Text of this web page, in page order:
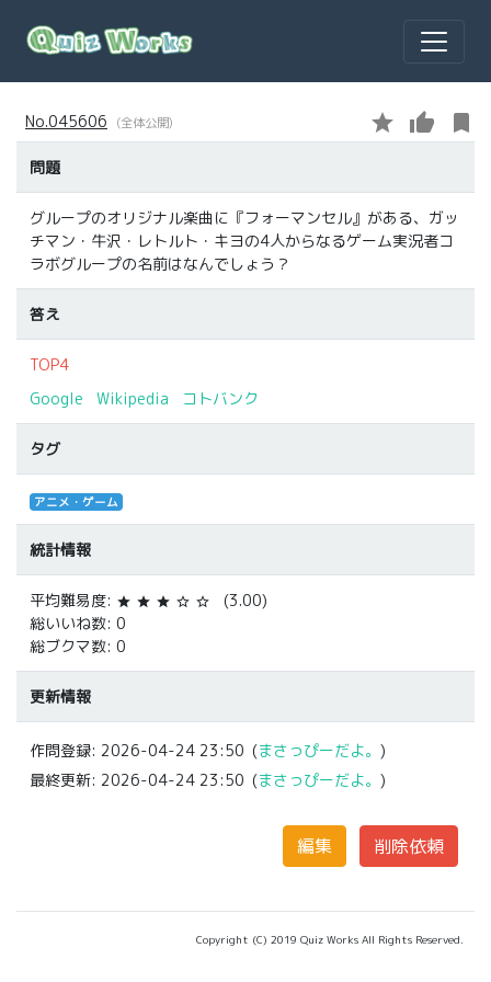
No.045606 (全体公開) star thumb_up bookmark
問題
グループのオリジナル楽曲に『フォーマンセル』がある、ガッ
チマン・牛沢・レトルト・キヨの4人からなるゲーム実況者コ
ラボグループの名前はなんでしょう？
答え
TOP4
Google
Wikipedia コトバンク
タグ
アニメ・ゲーム
統計情報
平均難易度: star star star star_border star_border
(3.00)
総いいね数: 0
総ブクマ数: 0
更新情報
作問登録: 2026-04-24 23:50 (まさっぴーだよ。 )
最終更新: 2026-04-24 23:50 (まさっぴーだよ。 )
Copyright (C) 2019 Quiz Works All Rights Reserved.